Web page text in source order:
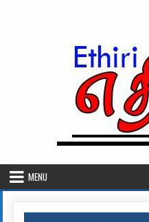
MENU